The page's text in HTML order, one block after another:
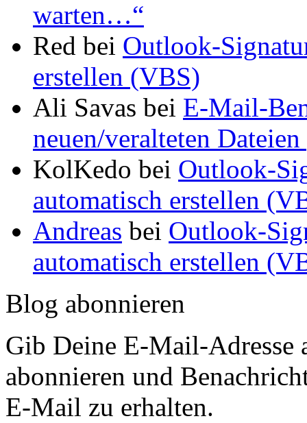
warten…“
Red bei Outlook-
erstellen (VBS)
Ali Savas bei E-Mail-
neuen/veralteten
KolKedo bei Outlook-
automatisch erstellen
Andreas bei Outlook-
automatisch erstellen
Blog abonnieren
Gib Deine E-Mail-Adresse
abonnieren und
E-Mail zu erhalten.